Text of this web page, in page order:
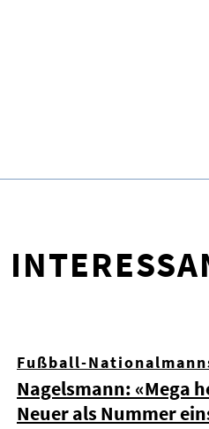
Fußball-
Nagelsmann: «Mega
Neuer als Nummer